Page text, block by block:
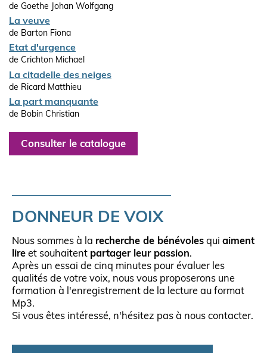
de Goethe Johan Wolfgang
La veuve
de Barton Fiona
Etat d'urgence
de Crichton Michael
La citadelle des neiges
de Ricard Matthieu
La part manquante
de Bobin Christian
Consulter le catalogue
DONNEUR DE VOIX
Nous sommes à la recherche de bénévoles qui aiment
lire et souhaitent partager leur passion.
Après un essai de cinq minutes pour évaluer les
qualités de votre voix, nous vous proposerons une
formation à l'enregistrement de la lecture au format
Mp3.
Si vous êtes intéressé, n'hésitez pas à nous contacter.